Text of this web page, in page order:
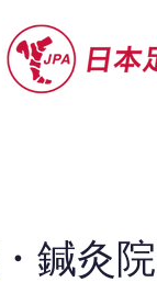
鍼灸院